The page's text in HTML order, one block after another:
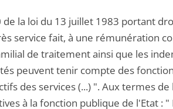
la loi du 13 juillet 1983 portant
service fait, à une rémunération
de traitement ainsi que les
peuvent tenir compte des
des services (...) ". Aux termes
à la fonction publique de l'Etat :